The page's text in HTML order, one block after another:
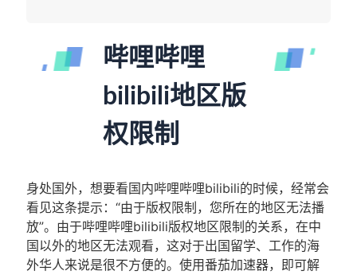
哔哩哔哩
bilibili地区版
权限制
身处国外，想要看国内哔哩哔哩bilibili的时候，经常会
看见这条提示：“由于版权限制，您所在的地区无法播
放”。由于哔哩哔哩bilibili版权地区限制的关系，在中
国以外的地区无法观看，这对于出国留学、工作的海
外华人来说是很不方便的。使用番茄加速器，即可解